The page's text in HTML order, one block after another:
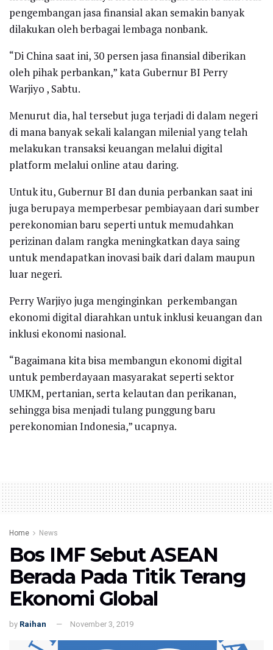
pengembangan jasa finansial akan semakin banyak
dilakukan oleh berbagai lembaga nonbank.
“Di China saat ini, 30 persen jasa finansial diberikan
oleh pihak perbankan,” kata Gubernur BI Perry
Warjiyo , Sabtu.
Menurut dia, hal tersebut juga terjadi di dalam negeri
di mana banyak sekali kalangan milenial yang telah
melakukan transaksi keuangan melalui digital
platform melalui online atau daring.
Untuk itu, Gubernur BI dan dunia perbankan saat ini
juga berupaya memperbesar pembiayaan dari sumber
perekonomian baru seperti untuk memudahkan
perizinan dalam rangka meningkatkan daya saing
untuk mendapatkan inovasi baik dari dalam maupun
luar negeri.
Perry Warjiyo juga menginginkan perkembangan
ekonomi digital diarahkan untuk inklusi keuangan dan
inklusi ekonomi nasional.
“Bagaimana kita bisa membangun ekonomi digital
untuk pemberdayaan masyarakat seperti sektor
UMKM, pertanian, serta kelautan dan perikanan,
sehingga bisa menjadi tulang punggung baru
perekonomian Indonesia,” ucapnya.
Home News
Bos IMF Sebut ASEAN
Berada Pada Titik Terang
Ekonomi Global
by Raihan November 3, 2019